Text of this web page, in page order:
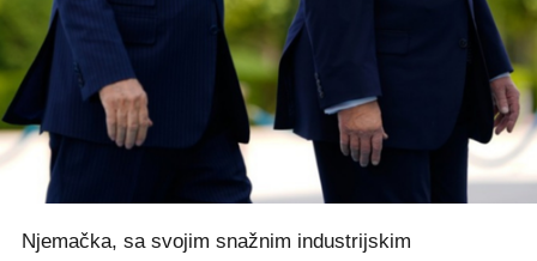
Njemačka, sa svojim snažnim industrijskim